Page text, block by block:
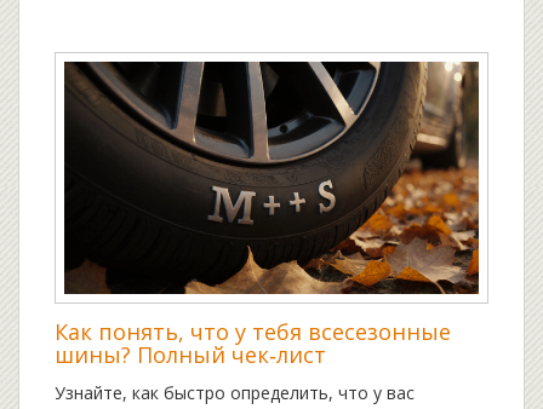
Как понять, что у тебя всесезонные
шины? Полный чек‑лист
Узнайте, как быстро определить, что у вас